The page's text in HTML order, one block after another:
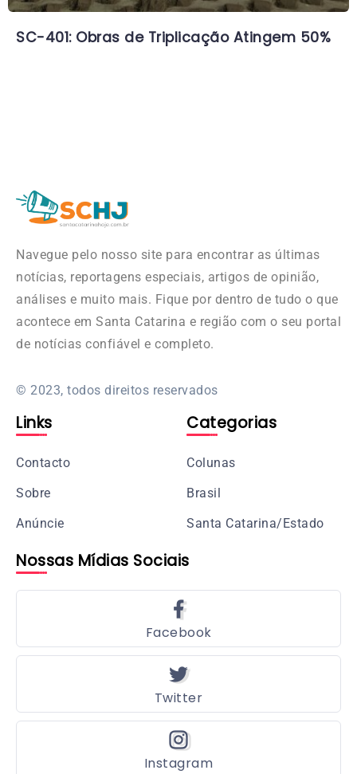
SC-401: Obras de Triplicação Atingem 50%
Navegue pelo nosso site para encontrar as últimas
notícias, reportagens especiais, artigos de opinião,
análises e muito mais. Fique por dentro de tudo o que
acontece em Santa Catarina e região com o seu portal
de notícias confiável e completo.
© 2023, todos direitos reservados
Links
Contacto
Sobre
Anúncie
Categorias
Colunas
Brasil
Santa Catarina/Estado
Nossas Mídias Sociais
Facebook
Twitter
Instagram